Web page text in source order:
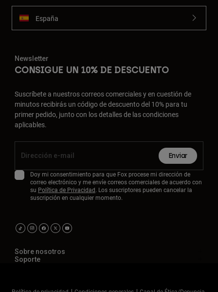
España
Newsletter
CONSIGUE UN 10% DE DESCUENTO
Suscríbete a nuestros correos comerciales y en cuestión de
minutos recibirás un código de descuento del 10% para tu
primer pedido, junto con los detalles de las condiciones
aplicables.
Enviar
Doy mi consentimiento para que Fox procese mi dirección de
correo electrónico y me envíe correos comerciales de acuerdo con
su Política de Privacidad. Los suscriptores pueden cancelar la
suscripción en cualquier momento.
Sobre nosotros
Soporte